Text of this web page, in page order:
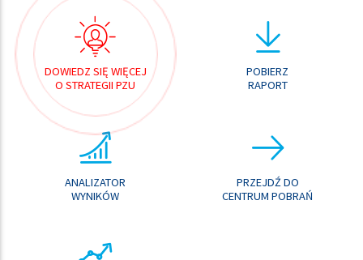
DOWIEDZ SIĘ WIĘCEJ
O STRATEGII PZU
POBIERZ
RAPORT
ANALIZATOR
WYNIKÓW
PRZEJDŹ DO
CENTRUM POBRAŃ